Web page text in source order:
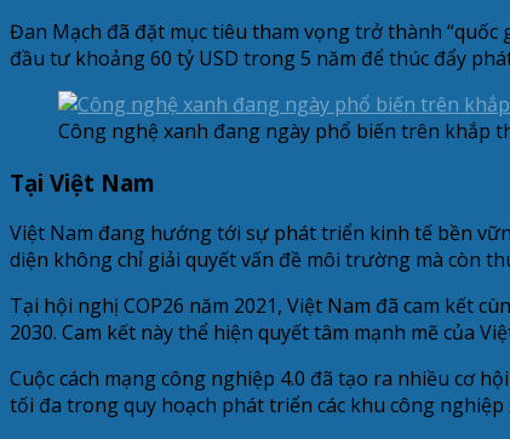
Đan Mạch đã đặt mục tiêu tham vọng trở thành “quốc
đầu tư khoảng 60 tỷ USD trong 5 năm để thúc đẩy
Công nghệ xanh đang ngày phổ biến trên khắp
Tại Việt Nam
Việt Nam đang hướng tới sự phát triển kinh tế bền
diện không chỉ giải quyết vấn đề môi trường mà còn
Tại hội nghị COP26 năm 2021, Việt Nam đã cam kết
2030. Cam kết này thể hiện quyết tâm mạnh mẽ của
Cuộc cách mạng công nghiệp 4.0 đã tạo ra nhiều cơ
tối đa trong quy hoạch phát triển các khu công nghiệp